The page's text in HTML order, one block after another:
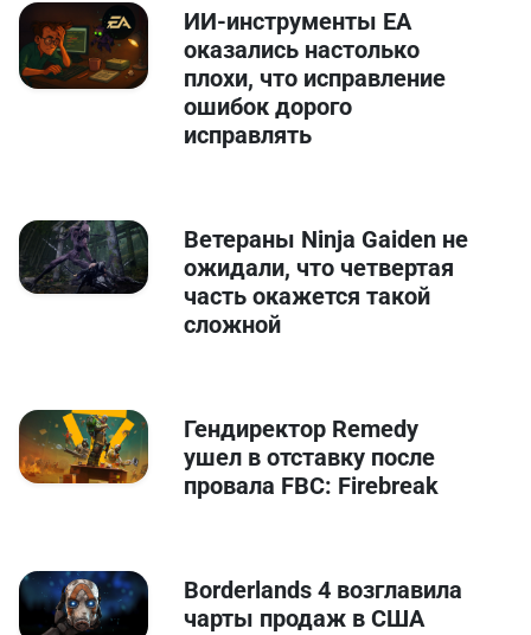
ИИ-инструменты EA
оказались настолько
плохи, что исправление
ошибок дорого
исправлять
Ветераны Ninja Gaiden не
ожидали, что четвертая
часть окажется такой
сложной
Гендиректор Remedy
ушел в отставку после
провала FBC: Firebreak
Borderlands 4 возглавила
чарты продаж в США